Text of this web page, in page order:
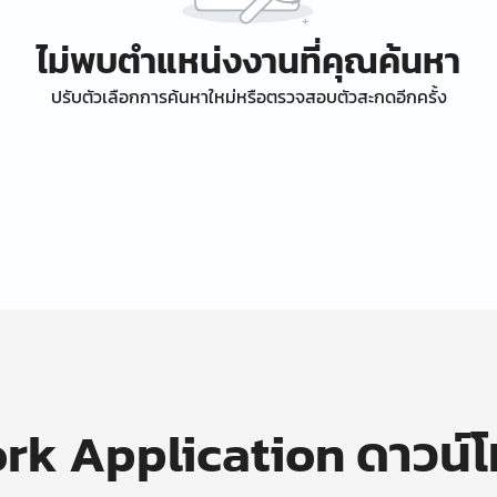
ไม่พบตำแหน่งงานที่คุณค้นหา
ปรับตัวเลือกการค้นหาใหม่หรือตรวจสอบตัวสะกดอีกครั้ง
Application ดาวน์